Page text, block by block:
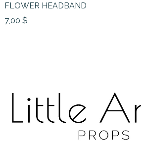
FLOWER HEADBAND
7,00 $